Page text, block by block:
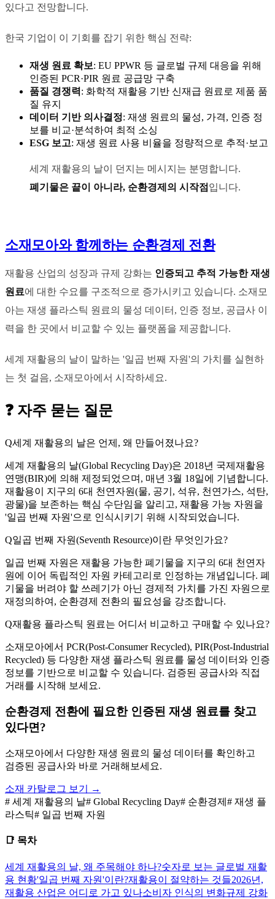
있다고 전망합니다.
한국 기업이 이 기회를 잡기 위한 핵심 전략:
재생 원료 확보: EU PPWR 등 글로벌 규제 대응을 위해
인증된 PCR·PIR 원료 공급망 구축
품질 경쟁력: 화학적 재활용 기반 신재급 원료로 제품 품
질 유지
데이터 기반 의사결정: 재생 원료의 물성, 가격, 인증 정
보를 비교·분석하여 최적 소싱
ESG 보고: 재생 원료 사용 비율을 정량적으로 추적·보고
세계 재활용의 날이 던지는 메시지는 분명합니다.
폐기물은 끝이 아니라, 순환경제의 시작점 입니다.
소재모아와 함께하는 순환경제 전환
재활용 산업의 성장과 규제 강화는 인증되고 추적 가능한 재생
원료에 대한 수요를 구조적으로 증가시키고 있습니다. 소재모
아는 재생 플라스틱 원료의 물성 데이터, 인증 정보, 공급사 이
력을 한 곳에서 비교할 수 있는 플랫폼을 제공합니다.
세계 재활용의 날이 말하는 '일곱 번째 자원'의 가치를 실현하
는 첫 걸음, 소재모아에서 시작하세요.
❓ 자주 묻는 질문
Q세계 재활용의 날은 언제, 왜 만들어졌나요?
세계 재활용의 날(Global Recycling Day)은 2018년 국제재활용
연맹(BIR)에 의해 제정되었으며, 매년 3월 18일에 기념합니다.
재활용이 지구의 6대 천연자원(물, 공기, 석유, 천연가스, 석탄,
광물)을 보존하는 핵심 수단임을 알리고, 재활용 가능 자원을
'일곱 번째 자원'으로 인식시키기 위해 시작되었습니다.
Q일곱 번째 자원(Seventh Resource)이란 무엇인가요?
일곱 번째 자원은 재활용 가능한 폐기물을 지구의 6대 천연자
원에 이어 독립적인 자원 카테고리로 인정하는 개념입니다. 폐
기물을 버려야 할 쓰레기가 아닌 경제적 가치를 가진 자원으로
재정의하여, 순환경제 전환의 필요성을 강조합니다.
Q재활용 플라스틱 원료는 어디서 비교하고 구매할 수 있나요?
소재모아에서 PCR(Post-Consumer Recycled), PIR(Post-Industrial
Recycled) 등 다양한 재생 플라스틱 원료를 물성 데이터와 인증
정보를 기반으로 비교할 수 있습니다. 검증된 공급사와 직접
거래를 시작해 보세요.
순환경제 전환에 필요한 인증된 재생 원료를 찾고
있다면?
소재모아에서 다양한 재생 원료의 물성 데이터를 확인하고
검증된 공급사와 바로 거래해보세요.
소재 카탈로그 보기 →
# 세계 재활용의 날# Global Recycling Day# 순환경제 # 재생 플
라스틱# 일곱 번째 자원
📑 목차
세계 재활용의 날, 왜 주목해야 하나?숫자로 보는 글로벌 재활
용 현황'일곱 번째 자원'이란?재활용이 절약하는 것들2026년,
재활용 산업은 어디로 가고 있나소비자 인식의 변화규제 강화